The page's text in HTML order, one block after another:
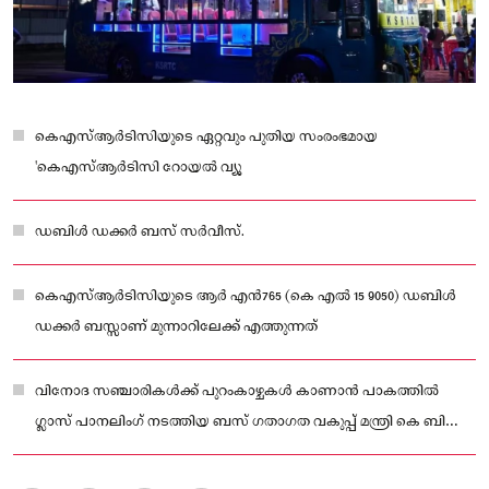
കെഎസ്ആർടിസിയുടെ ഏറ്റവും പുതിയ സംരംഭമായ
'കെഎസ്ആർടിസി റോയൽ വ്യൂ
ഡബിൾ ഡക്കർ ബസ് സർവീസ്.
കെഎസ്ആർടിസിയുടെ ആർ എൻ765 (കെ എൽ 15 9050) ഡബിൾ
ഡക്കർ ബസ്സാണ് മുന്നാറിലേക്ക് എത്തുന്നത്
വിനോദ സഞ്ചാരികൾക്ക് പുറംകാഴ്ചകൾ കാണാൻ പാകത്തിൽ
ഗ്ലാസ് പാനലിംഗ് നടത്തിയ ബസ് ഗതാഗത വകുപ്പ് മന്ത്രി കെ ബി
ഗണേഷ് കുമാർ തിരുവനന്തപുരത്ത് ഉദ്ഘാടനം ചെയ്തത്